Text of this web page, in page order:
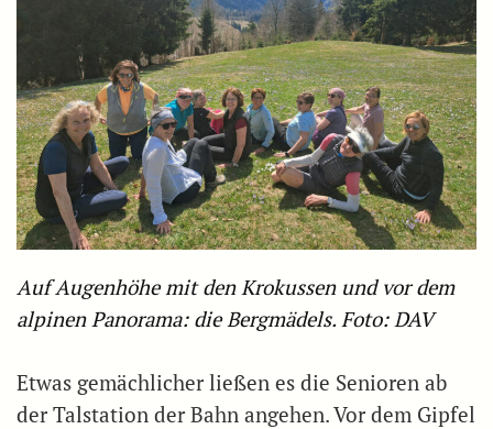
Auf Augenhöhe mit den Krokussen und vor dem
alpinen Panorama: die Bergmädels. Foto: DAV
Etwas gemächlicher ließen es die Senioren ab
der Talstation der Bahn angehen. Vor dem Gipfel